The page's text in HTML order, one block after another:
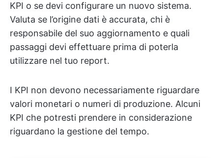
KPI o se devi configurare un nuovo sistema.
Valuta se l’origine dati è accurata, chi è
responsabile del suo aggiornamento e quali
passaggi devi effettuare prima di poterla
utilizzare nel tuo report.
I KPI non devono necessariamente riguardare
valori monetari o numeri di produzione. Alcuni
KPI che potresti prendere in considerazione
riguardano la gestione del tempo.